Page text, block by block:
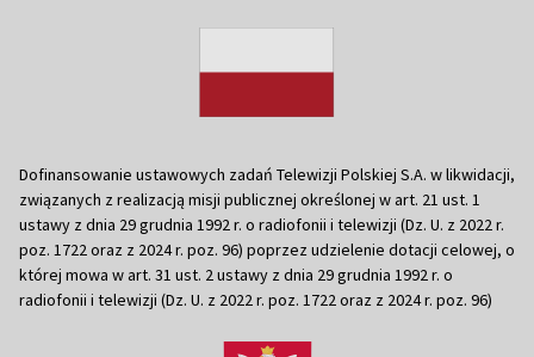
Dofinansowanie ustawowych zadań Telewizji Polskiej S.A. w likwidacji,
związanych z realizacją misji publicznej określonej w art. 21 ust. 1
ustawy z dnia 29 grudnia 1992 r. o radiofonii i telewizji (Dz. U. z 2022 r.
poz. 1722 oraz z 2024 r. poz. 96) poprzez udzielenie dotacji celowej, o
której mowa w art. 31 ust. 2 ustawy z dnia 29 grudnia 1992 r. o
radiofonii i telewizji (Dz. U. z 2022 r. poz. 1722 oraz z 2024 r. poz. 96)